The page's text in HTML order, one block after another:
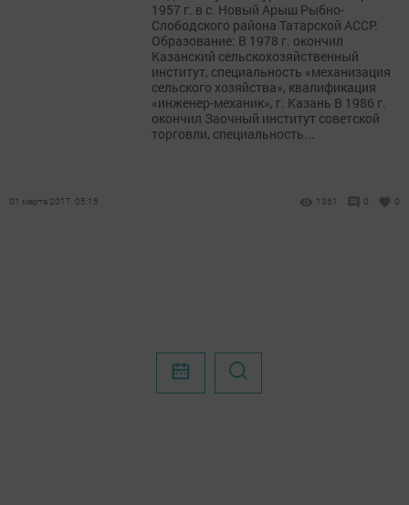
1957 г. в с. Новый Арыш Рыбно-
Слободского района Татарской АССР.
Образование: В 1978 г. окончил
Казанский сельскохозяйственный
институт, специальность «механизация
сельского хозяйства», квалификация
«инженер-механик», г. Казань В 1986 г.
окончил Заочный институт советской
торговли, специальность...
01 марта 2017, 05:15 1361 0 0